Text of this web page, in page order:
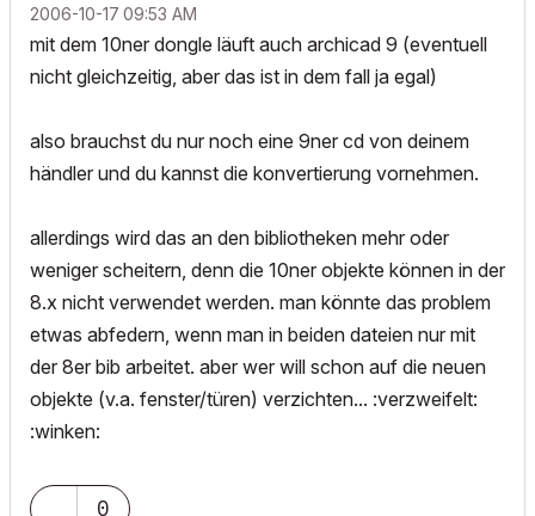
‎2006-10-17 09:53 AM
mit dem 10ner dongle läuft auch archicad 9 (eventuell
nicht gleichzeitig, aber das ist in dem fall ja egal)
also brauchst du nur noch eine 9ner cd von deinem
händler und du kannst die konvertierung vornehmen.
allerdings wird das an den bibliotheken mehr oder
weniger scheitern, denn die 10ner objekte können in der
8.x nicht verwendet werden. man könnte das problem
etwas abfedern, wenn man in beiden dateien nur mit
der 8er bib arbeitet. aber wer will schon auf die neuen
objekte (v.a. fenster/türen) verzichten... :verzweifelt:
:winken:
0